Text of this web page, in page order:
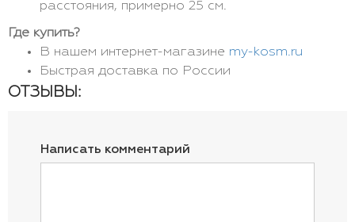
расстояния, примерно 25 см.
Где купить?
В нашем интернет-магазине my-kosm.ru
Быстрая доставка по России
ОТЗЫВЫ:
Написать комментарий